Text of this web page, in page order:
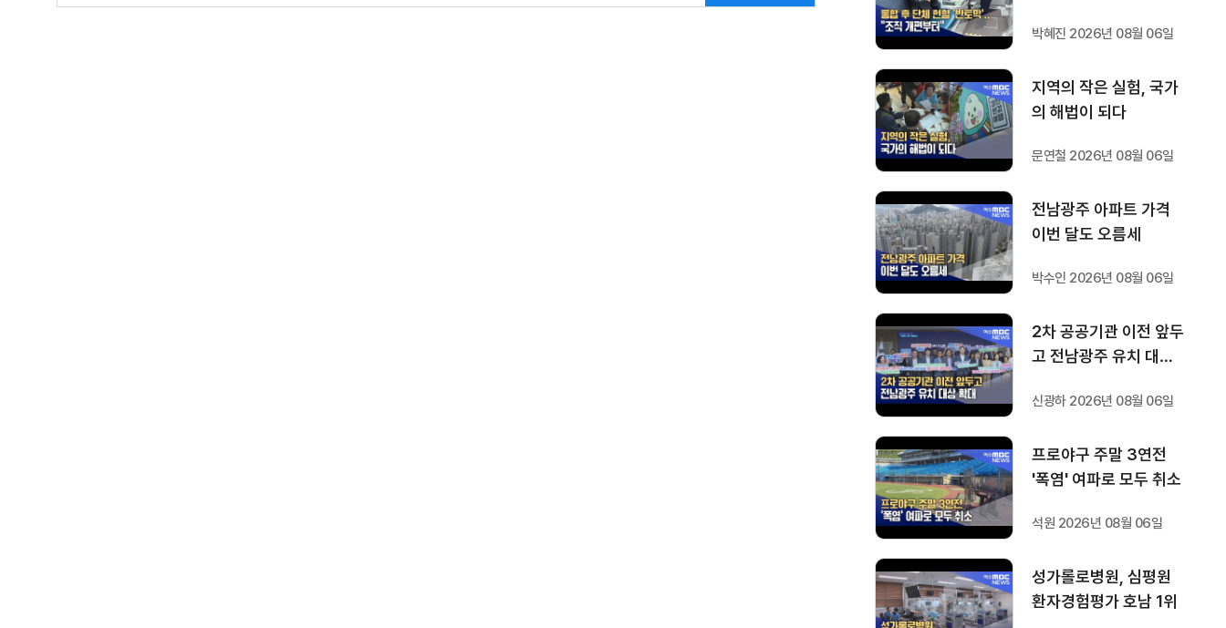
박혜진 2026년 08월 06일
지역의 작은 실험, 국가
의 해법이 되다
문연철 2026년 08월 06일
전남광주 아파트 가격
이번 달도 오름세
박수인 2026년 08월 06일
2차 공공기관 이전 앞두
고 전남광주 유치 대상
신광하 2026년 08월 06일
프로야구 주말 3연전
'폭염' 여파로 모두 취소
석원 2026년 08월 06일
성가롤로병원, 심평원
환자경험평가 호남 1위